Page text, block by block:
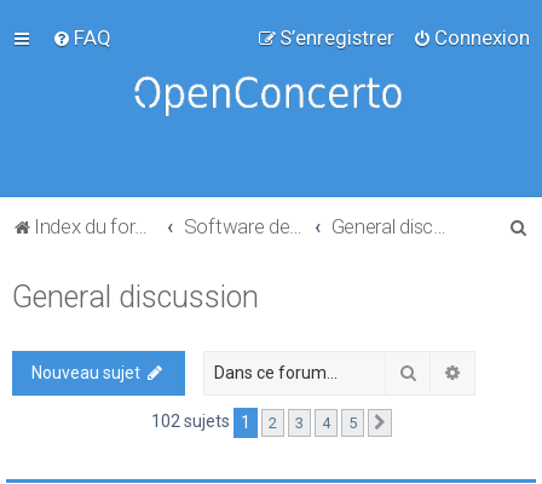
FAQ Connexion
S’enregistrer
Index du forum
General discussion
Nouveau sujet Rechercher
102 sujets 1 2 3 4 5